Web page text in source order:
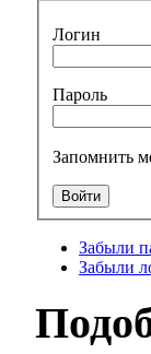
Логин
Пароль
Запомнить
Забыли
Забыли